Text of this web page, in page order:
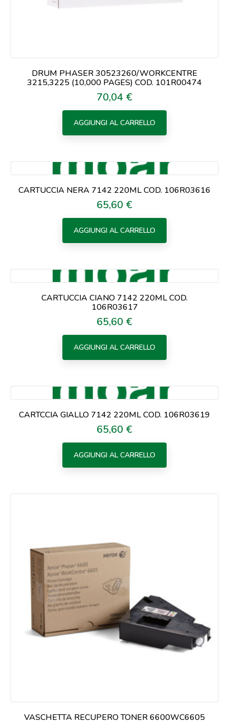
DRUM PHASER 30523260/WORKCENTRE
3215,3225 (10,000 PAGES) COD. 101R00474
Prezzo
70,04 €
AGGIUNGI AL CARRELLO
CARTUCCIA NERA 7142 220ML COD. 106R03616
Prezzo
65,60 €
AGGIUNGI AL CARRELLO
CARTUCCIA CIANO 7142 220ML COD.
106R03617
Prezzo
65,60 €
AGGIUNGI AL CARRELLO
CARTCCIA GIALLO 7142 220ML COD. 106R03619
Prezzo
65,60 €
AGGIUNGI AL CARRELLO
VASCHETTA RECUPERO TONER 6600WC6605